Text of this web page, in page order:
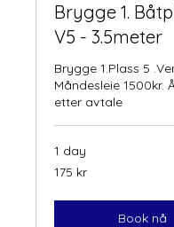
Brygge 1.
V5 - 3.5meter
Brygge 1.Plass 5
Måndesleie 1500kr.
etter avtale
1 day
175
norske
175 kr
Book nå